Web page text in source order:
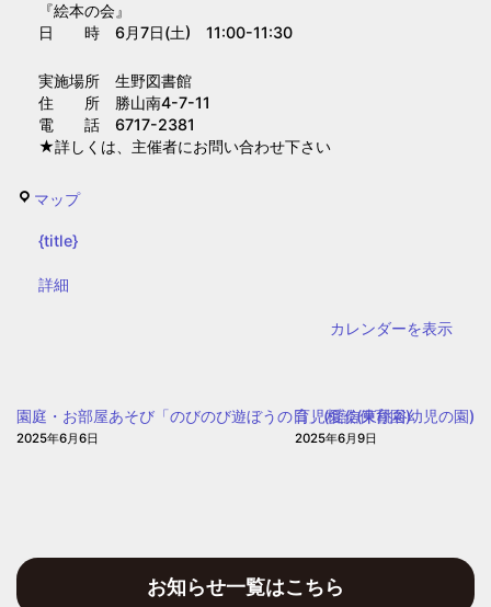
館）
『絵本の会』
日 時 6月7日(土) 11:00-11:30
実施場所 生野図書館
住 所 勝山南4-7-11
電 話 6717-2381
★詳しくは、主催者にお問い合わせ下さい
マップ生
{title}
{title}
詳細
カレンダーを表示
園庭・お部屋あそび「のびのび遊ぼうの日」(愛信保育園)
2025年6月6日
育児相談(東桃谷幼児の園)
2025年6月9日
お知らせ一覧はこちら